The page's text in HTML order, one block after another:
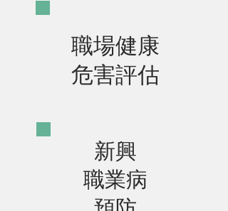
​職場健康
危害評估
新興
職業病